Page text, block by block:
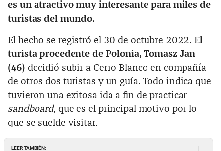
es un atractivo muy interesante para miles de
turistas del mundo.
El hecho se registró el 30 de octubre 2022. El
turista procedente de Polonia, Tomasz Jan
(46) decidió subir a Cerro Blanco en compañía
de otros dos turistas y un guía. Todo indica que
tuvieron una exitosa ida a fin de practicar
sandboard, que es el principal motivo por lo
que se suelde visitar.
LEER TAMBIÉN: